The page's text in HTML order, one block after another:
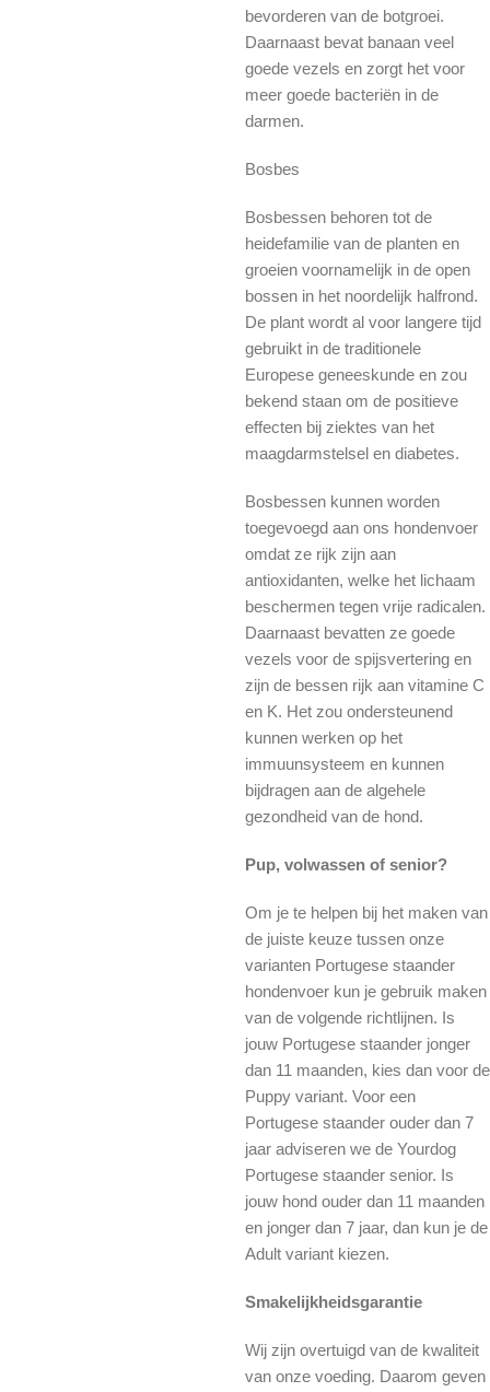
bevorderen van de botgroei.
Daarnaast bevat banaan veel
goede vezels en zorgt het voor
meer goede bacteriën in de
darmen.
Bosbes
Bosbessen behoren tot de
heidefamilie van de planten en
groeien voornamelijk in de open
bossen in het noordelijk halfrond.
De plant wordt al voor langere tijd
gebruikt in de traditionele
Europese geneeskunde en zou
bekend staan om de positieve
effecten bij ziektes van het
maagdarmstelsel en diabetes.
Bosbessen kunnen worden
toegevoegd aan ons hondenvoer
omdat ze rijk zijn aan
antioxidanten, welke het lichaam
beschermen tegen vrije radicalen.
Daarnaast bevatten ze goede
vezels voor de spijsvertering en
zijn de bessen rijk aan vitamine C
en K. Het zou ondersteunend
kunnen werken op het
immuunsysteem en kunnen
bijdragen aan de algehele
gezondheid van de hond.
Pup, volwassen of senior?
Om je te helpen bij het maken van
de juiste keuze tussen onze
varianten Portugese staander
hondenvoer kun je gebruik maken
van de volgende richtlijnen. Is
jouw Portugese staander jonger
dan 11 maanden, kies dan voor de
Puppy variant. Voor een
Portugese staander ouder dan 7
jaar adviseren we de Yourdog
Portugese staander senior. Is
jouw hond ouder dan 11 maanden
en jonger dan 7 jaar, dan kun je de
Adult variant kiezen.
Smakelijkheidsgarantie
Wij zijn overtuigd van de kwaliteit
van onze voeding. Daarom geven